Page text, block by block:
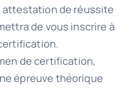
attestation de réussite
de vous inscrire à
de certification,
épreuve théorique